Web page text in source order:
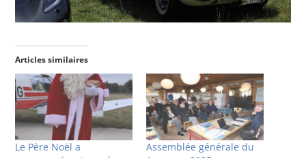
Articles similaires
Le Père Noël a
Assemblée générale du